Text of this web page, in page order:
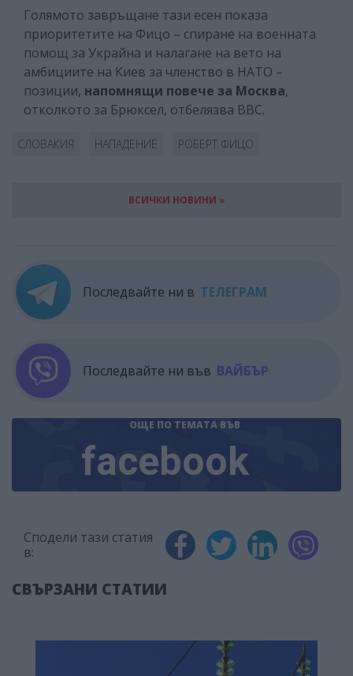
Голямото завръщане тази есен показа
приоритетите на Фицо – спиране на военната
помощ за Украйна и налагане на вето на
амбициите на Киев за членство в НАТО –
позиции, напомнящи повече за Москва,
отколкото за Брюксел, отбелязва ВВС.
СЛОВАКИЯ НАПАДЕНИЕ РОБЕРТ ФИЦО
ВСИЧКИ НОВИНИ »
Последвайте ни в ТЕЛЕГРАМ
Последвайте ни във ВАЙБЪР
ОЩЕ ПО ТЕМАТА ВЪВ
facebook
Сподели тази статия
в:
СВЪРЗАНИ СТАТИИ